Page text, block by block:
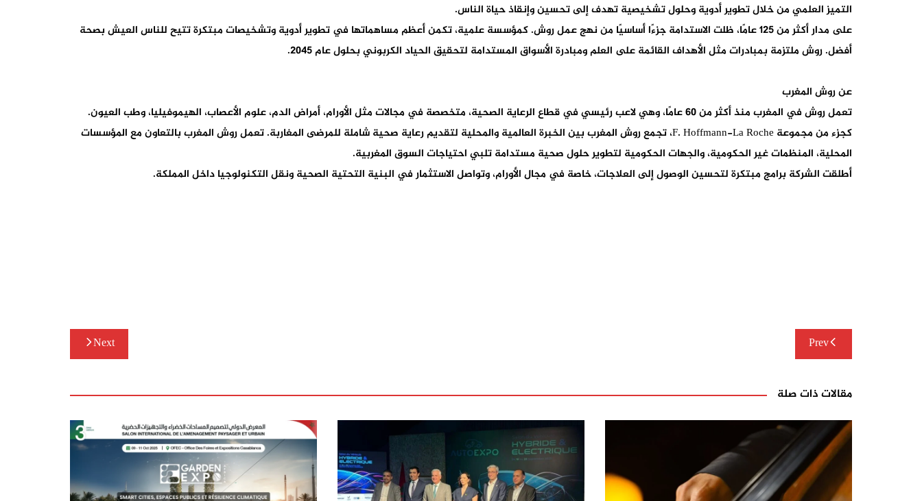
التميز العلمي من خلال تطوير أدوية وحلول تشخيصية تهدف إلى تحسين وإنقاذ حياة الناس.
على مدار أكثر من 125 عامًا، ظلت الاستدامة جزءًا أساسيًا من نهج عمل روش. كمؤسسة علمية، تكمن أعظم مساهماتها في تطوير أدوية وتشخيصات مبتكرة تتيح للناس العيش بصحة
أفضل. روش ملتزمة بمبادرات مثل الأهداف القائمة على العلم ومبادرة الأسواق المستدامة لتحقيق الحياد الكربوني بحلول عام 2045.
عن روش المغرب
تعمل روش في المغرب منذ أكثر من 60 عامًا، وهي لاعب رئيسي في قطاع الرعاية الصحية، متخصصة في مجالات مثل الأورام، أمراض الدم، علوم الأعصاب، الهيموفيليا، وطب العيون.
كجزء من مجموعة F. Hoffmann-La Roche، تجمع روش المغرب بين الخبرة العالمية والمحلية لتقديم رعاية صحية شاملة للمرضى المغاربة. تعمل روش المغرب بالتعاون مع المؤسسات
المحلية، المنظمات غير الحكومية، والجهات الحكومية لتطوير حلول صحية مستدامة تلبي احتياجات السوق المغربية.
أطلقت الشركة برامج مبتكرة لتحسين الوصول إلى العلاجات، خاصة في مجال الأورام، وتواصل الاستثمار في البنية التحتية الصحية ونقل التكنولوجيا داخل المملكة.
تصفّح
المقالات
Prev
Next
مقالات ذات صلة